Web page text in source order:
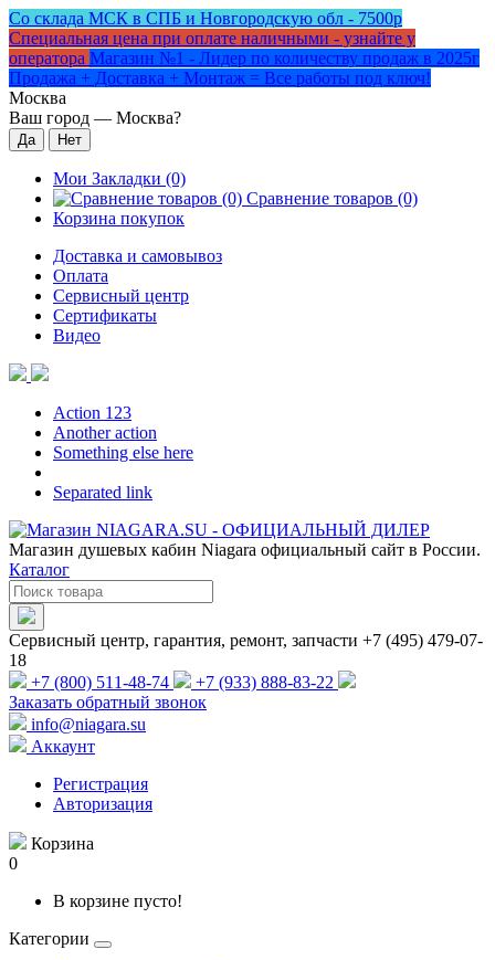
Со склада МСК в СПБ и Новгородскую обл - 7500р
Специальная цена при оплате наличными - узнайте у
оператора Магазин №1 - Лидер по количеству продаж в 2025г
Продажа + Доставка + Монтаж = Все работы под ключ!
Москва
Ваш город — Москва?
Мои Закладки (0)
Сравнение товаров (0)
Корзина покупок
Доставка и самовывоз
Оплата
Сервисный центр
Сертификаты
Видео
Action 123
Another action
Something else here
Separated link
Магазин душевых кабин Niagara официальный сайт в России.
Каталог
Сервисный центр, гарантия, ремонт, запчасти +7 (495) 479-07-
18
+7 (800) 511-48-74
+7 (933) 888-83-22
Заказать обратный звонок
info@niagara.su
Аккаунт
Регистрация
Авторизация
Корзина
0
В корзине пусто!
Категории